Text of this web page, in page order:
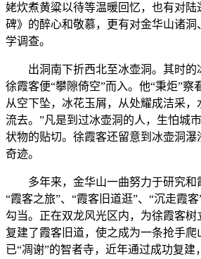
姥炊煮黄粱以待等温暖回忆，也有对陆
碑》的醉心和敬慕，更有对金华山诸
学调查。
出洞南下折西北至冰壶洞。其时的
徐霞客便“攀隙倚空”而入。他“秉炬”察
从空下坠，冰花玉屑，从处耀成洁采
流去。”凡是到过冰壶洞的人，生怕城
状物的贴切。徐霞客还留意到冰壶洞瀑
奇迹。
多年来，金华山一曲努力于研究和
“霞客之旅”、“霞客旧道逛”、“沉走霞
勾当。正在双龙风光区内，为徐霞客树
复建了霞客旧道，使之成为一条抢手
已“凋谢”的智者寺，近年通过成功复建